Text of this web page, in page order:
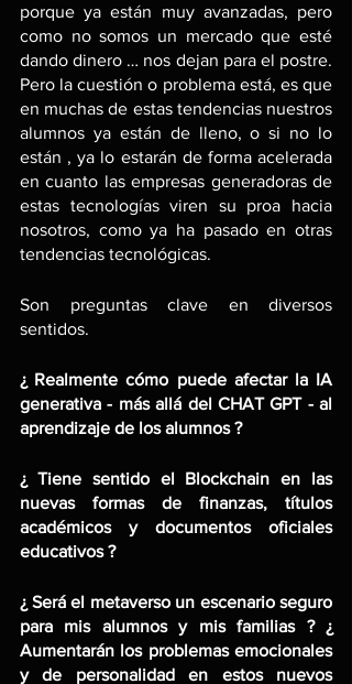
porque ya están muy avanzadas, pero
como no somos un mercado que esté
dando dinero … nos dejan para el postre.
Pero la cuestión o problema está, es que
en muchas de estas tendencias nuestros
alumnos ya están de lleno, o si no lo
están , ya lo estarán de forma acelerada
en cuanto las empresas generadoras de
estas tecnologías viren su proa hacia
nosotros, como ya ha pasado en otras
tendencias tecnológicas.
Son preguntas clave en diversos
sentidos.
¿ Realmente cómo puede afectar la IA
generativa - más allá del CHAT GPT - al
aprendizaje de los alumnos ?
¿ Tiene sentido el Blockchain en las
nuevas formas de finanzas, títulos
académicos y documentos oficiales
educativos ?
¿ Será el metaverso un escenario seguro
para mis alumnos y mis familias ? ¿
Aumentarán los problemas emocionales
y de personalidad en estos nuevos